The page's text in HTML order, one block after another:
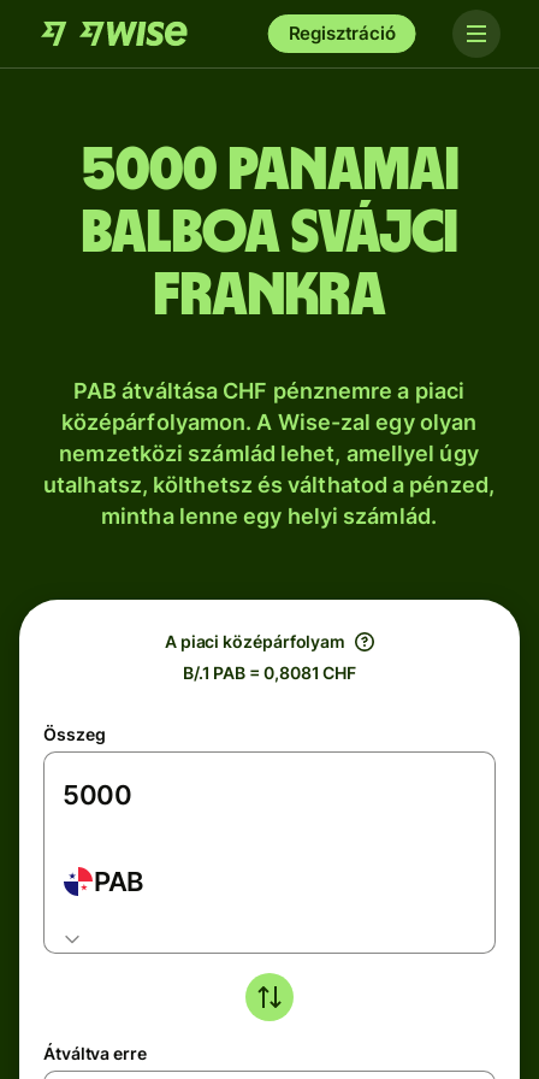
Regisztráció
5000 panamai
balboa svájci
frankra
PAB átváltása CHF pénznemre a piaci
középárfolyamon. A Wise-zal egy olyan
nemzetközi számlád lehet, amellyel úgy
utalhatsz, költhetsz és válthatod a pénzed,
mintha lenne egy helyi számlád.
A piaci középárfolyam
B/.1 PAB = 0,8081 CHF
Összeg
PAB
Átváltva erre